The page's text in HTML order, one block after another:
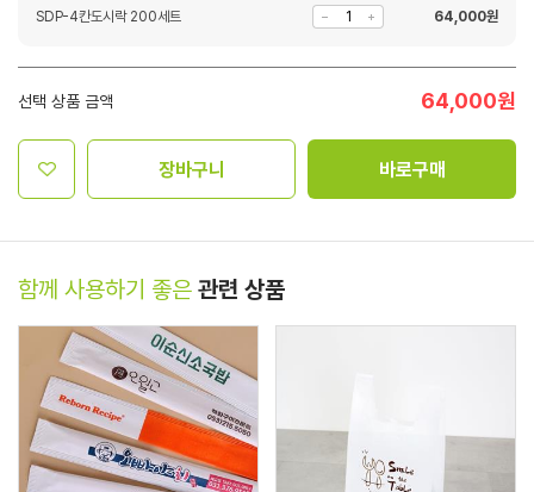
SDP-4칸도시락 200세트 64,000원
선택 상품 금액 64,000원
장바구니 바로구매
함께 사용하기 좋은 관련 상품